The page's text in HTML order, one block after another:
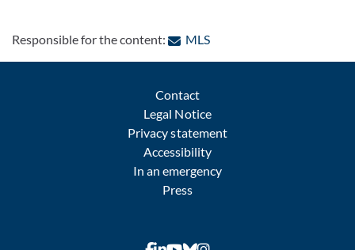
Responsible for the content: MLS: Contact by e-mail
Contact
Legal Notice
Privacy statement
Accessibility
In an emergency
Press